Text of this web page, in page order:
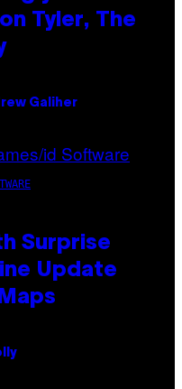
Tyler, The
Galiher
Surprise
Update